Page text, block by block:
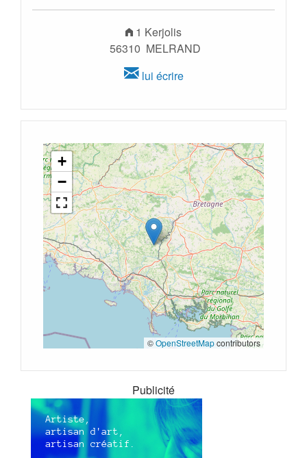
1 Kerjolis
56310 MELRAND
lui écrire
+
−
©OpenStreetMapcontributors
Publicité